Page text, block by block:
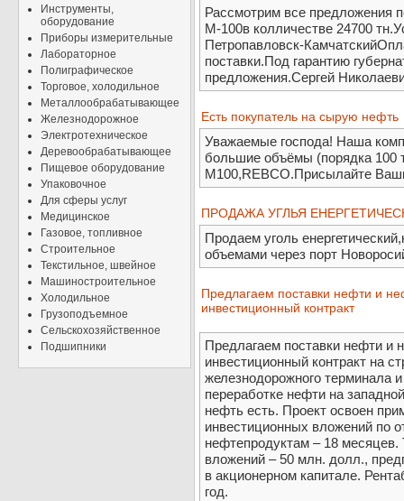
Инструменты,
оборудование
Приборы измерительные
Лабораторное
Полиграфическое
Торговое, холодильное
Металлообрабатывающее
Железнодорожное
Электротехническое
Деревообрабатывающее
Пищевое оборудование
Упаковочное
Для сферы услуг
Медицинское
Газовое, топливное
Строительное
Текстильное, швейное
Машиностроительное
Холодильное
Грузоподъемное
Сельскохозяйственное
Подшипники
Рассмотрим все предложения
М-100в колличестве 24700
Петропавловск-
поставки.Под гарантию
предложения.Сергей
Есть покупатель на сырую нефть
Уважаемые господа! Наша
большие объёмы (порядка 100
М100,REBCO.Присылайте
ПРОДАЖА УГЛЬЯ
Продаем уголь
объемами через порт
Предлагаем поставки нефти и
инвестиционный контракт
Предлагаем поставки нефти и
инвестиционный контракт на
железнодорожного терминала
переработке нефти на
нефть есть. Проект освоен
инвестиционных вложений по
нефтепродуктам – 18
вложений – 50 млн. долл.,
в акционерном капитале.
год.